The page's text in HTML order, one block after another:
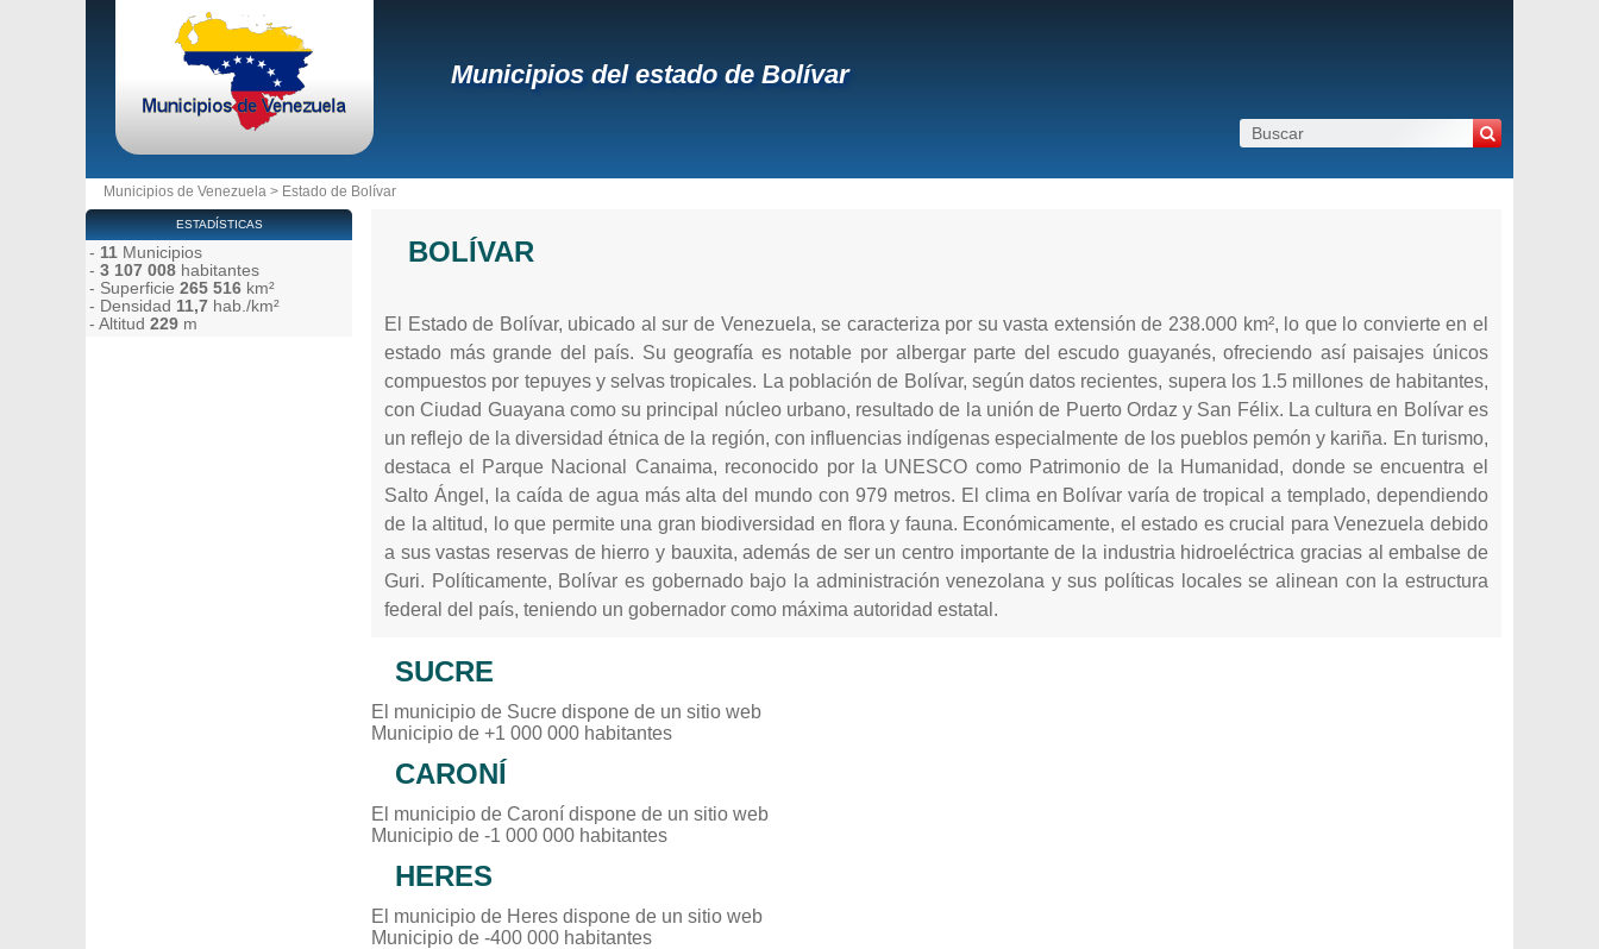
Municipios del estado de Bolívar
Municipios de Venezuela > Estado de Bolívar
BOLÍVAR
El Estado de Bolívar, ubicado al sur de Venezuela, se caracteriza por su vasta extensión de 238.000 km², lo que lo convierte en el
estado más grande del país. Su geografía es notable por albergar parte del escudo guayanés, ofreciendo así paisajes únicos
compuestos por tepuyes y selvas tropicales. La población de Bolívar, según datos recientes, supera los 1.5 millones de habitantes,
con Ciudad Guayana como su principal núcleo urbano, resultado de la unión de Puerto Ordaz y San Félix. La cultura en Bolívar es
un reflejo de la diversidad étnica de la región, con influencias indígenas especialmente de los pueblos pemón y kariña. En turismo,
destaca el Parque Nacional Canaima, reconocido por la UNESCO como Patrimonio de la Humanidad, donde se encuentra el
Salto Ángel, la caída de agua más alta del mundo con 979 metros. El clima en Bolívar varía de tropical a templado, dependiendo
de la altitud, lo que permite una gran biodiversidad en flora y fauna. Económicamente, el estado es crucial para Venezuela debido
a sus vastas reservas de hierro y bauxita, además de ser un centro importante de la industria hidroeléctrica gracias al embalse de
Guri. Políticamente, Bolívar es gobernado bajo la administración venezolana y sus políticas locales se alinean con la estructura
federal del país, teniendo un gobernador como máxima autoridad estatal.
SUCRE
El municipio de Sucre dispone de un sitio web
Municipio de +1 000 000 habitantes
CARONÍ
El municipio de Caroní dispone de un sitio web
Municipio de -1 000 000 habitantes
HERES
El municipio de Heres dispone de un sitio web
Municipio de -400 000 habitantes
ESTADÍSTICAS
- 11 Municipios
- 3 107 008 habitantes
- Superficie 265 516 km²
- Densidad 11,7 hab./km²
- Altitud 229 m